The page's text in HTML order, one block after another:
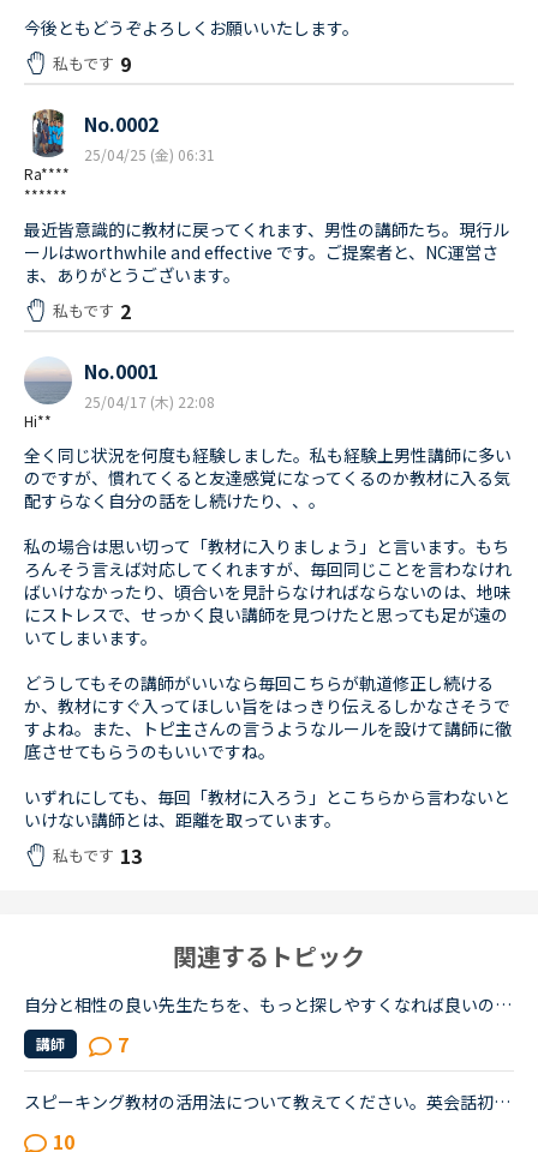
今後ともどうぞよろしくお願いいたします。
私もです 9
Ra****
******
No.0002
25/04/25 (金) 06:31
最近皆意識的に教材に戻ってくれます、男性の講師たち。現行ル
ールはworthwhile and effective です。ご提案者と、NC運営さ
ま、ありがとうございます。
私もです 2
Hi**
No.0001
25/04/17 (木) 22:08
全く同じ状況を何度も経験しました。私も経験上男性講師に多い
のですが、慣れてくると友達感覚になってくるのか教材に入る気
配すらなく自分の話をし続けたり、、。
私の場合は思い切って「教材に入りましょう」と言います。もち
ろんそう言えば対応してくれますが、毎回同じことを言わなけれ
ばいけなかったり、頃合いを見計らなければならないのは、地味
にストレスで、せっかく良い講師を見つけたと思っても足が遠の
いてしまいます。
どうしてもその講師がいいなら毎回こちらが軌道修正し続ける
か、教材にすぐ入ってほしい旨をはっきり伝えるしかなさそうで
すよね。また、トピ主さんの言うようなルールを設けて講師に徹
底させてもらうのもいいですね。
いずれにしても、毎回「教材に入ろう」とこちらから言わないと
いけない講師とは、距離を取っています。
私もです 13
関連するトピック
自分と相性の良い先生たちを、もっと探しやすくなれば良いのにな、と感じています。・先生の得意な教材、もしくはお気に入りの教材を3つくらい太文字で表示してほしい。「このテキスト、はじめて」と言う先生との...
講師 7
スピーキング教材の活用法について教えてください。英会話初心者です。自己紹介・今日何してた？の問いかけに何とか答えられる程度でリスニング・スピーキング共にまだまだ…というレベルです。海外旅行が好きなの...
10